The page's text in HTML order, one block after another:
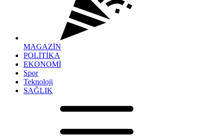
MAGAZİN
POLİTİKA
EKONOMİ
Spor
Teknoloji
SAĞLIK